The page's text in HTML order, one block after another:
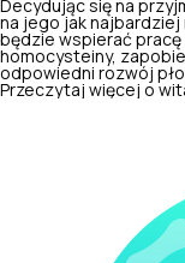
Decydując się na
na jego jak najbardziej
będzie wspierać
homocysteiny,
odpowiedni rozwój
Przeczytaj więcej o